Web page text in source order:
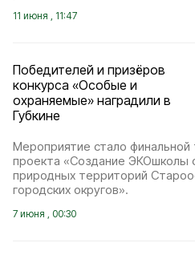
11 июня , 11:47
Победителей и призёров
конкурса «Особые и
охраняемые» наградили в
Губкине
Мероприятие стало
проекта «Создание ЭКОшколы
природных территорий
городских округов».
7 июня , 00:30